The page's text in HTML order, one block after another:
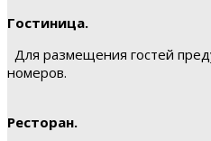
Гостиница.
Для размещения гостей
номеров.
Ресторан.